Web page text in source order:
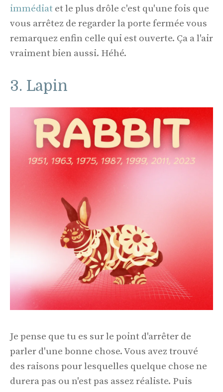
immédiat et le plus drôle c'est qu'une fois que
vous arrêtez de regarder la porte fermée vous
remarquez enfin celle qui est ouverte. Ça a l'air
vraiment bien aussi. Héhé.
3. Lapin
Je pense que tu es sur le point d'arrêter de
parler d'une bonne chose. Vous avez trouvé
des raisons pour lesquelles quelque chose ne
durera pas ou n'est pas assez réaliste. Puis